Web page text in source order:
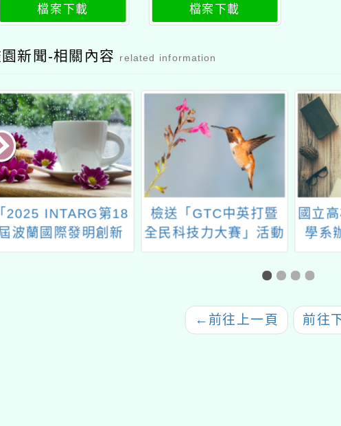
檔案下載 檔案下載
新聞-相關內容 related information
檢送「GTC中英打暨
全民科技力大賽」活動
文宣乙份
國立高雄師範大學教育
學系辦理學術研討會
← 前往上一頁 前往